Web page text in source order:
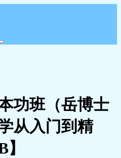
功班（岳博士
从入门到精